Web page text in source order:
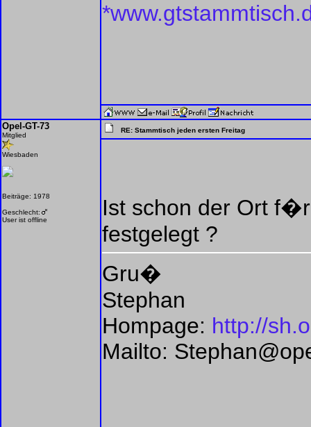
Opel-GT-73
Mitglied
Wiesbaden
Beiträge: 1978
Geschlecht:
User ist offline
RE: Stammtisch jeden ersten Freitag
Ist schon der Ort
festgelegt ?
Gru�
Stephan
Hompage: http://
Mailto: